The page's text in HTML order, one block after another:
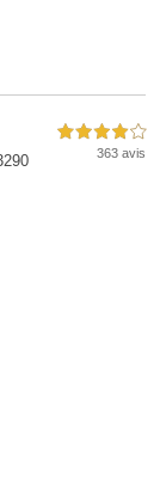
4,0 étoiles sur 5
363 avis